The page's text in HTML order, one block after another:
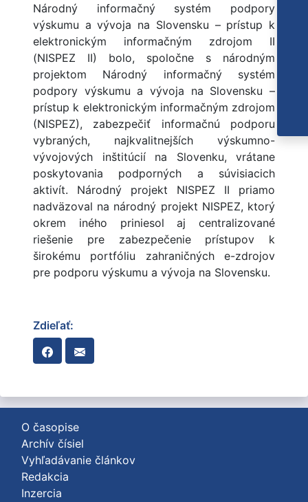
Národný informačný systém podpory
výskumu a vývoja na Slovensku – prístup k
elektronickým informačným zdrojom II
(NISPEZ II) bolo, spoločne s národným
projektom Národný informačný systém
podpory výskumu a vývoja na Slovensku –
prístup k elektronickým informačným zdrojom
(NISPEZ), zabezpečiť informačnú podporu
vybraných, najkvalitnejších výskumno-
vývojových inštitúcií na Slovenku, vrátane
poskytovania podporných a súvisiacich
aktivít. Národný projekt NISPEZ II priamo
nadväzoval na národný projekt NISPEZ, ktorý
okrem iného priniesol aj centralizované
riešenie pre zabezpečenie prístupov k
širokému portfóliu zahraničných e-zdrojov
pre podporu výskumu a vývoja na Slovensku.
Zdieľať:
O časopise
Archív čísiel
Vyhľadávanie článkov
Redakcia
Inzercia